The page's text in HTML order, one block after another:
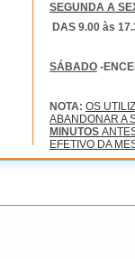
SEGUNDA A
DAS 9.00 às
SÁBADO -
NOTA: OS
ABANDONAR A
MINUTOS
EFETIVO DA